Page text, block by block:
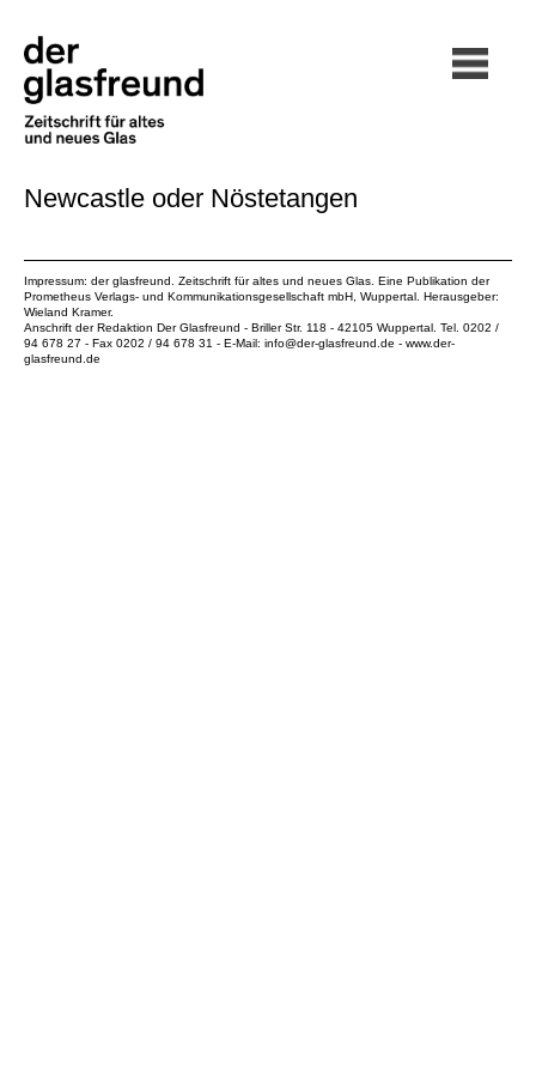
Newcastle oder Nöstetangen
Impressum: der glasfreund. Zeitschrift für altes und neues Glas. Eine Publikation der
Prometheus Verlags- und Kommunikationsgesellschaft mbH , Wuppertal. Herausgeber:
Wieland Kramer.
Anschrift der Redaktion Der Glasfreund - Briller Str. 118 - 42105 Wuppertal. Tel. 0202 /
94 678 27 - Fax 0202 / 94 678 31 - E-Mail: info@der-glasfreund.de - www.der-
glasfreund.de